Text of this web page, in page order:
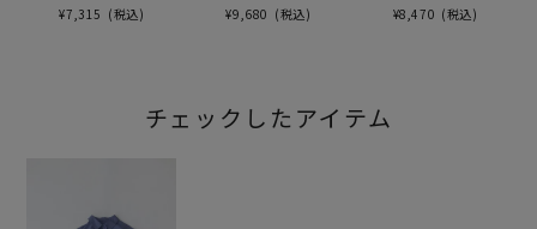
¥7,315 (税込)
¥9,680 (税込)
¥8,470 (税込)
チェックしたアイテム